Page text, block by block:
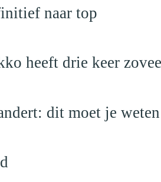
naar top
heeft drie keer
dit moet je weten